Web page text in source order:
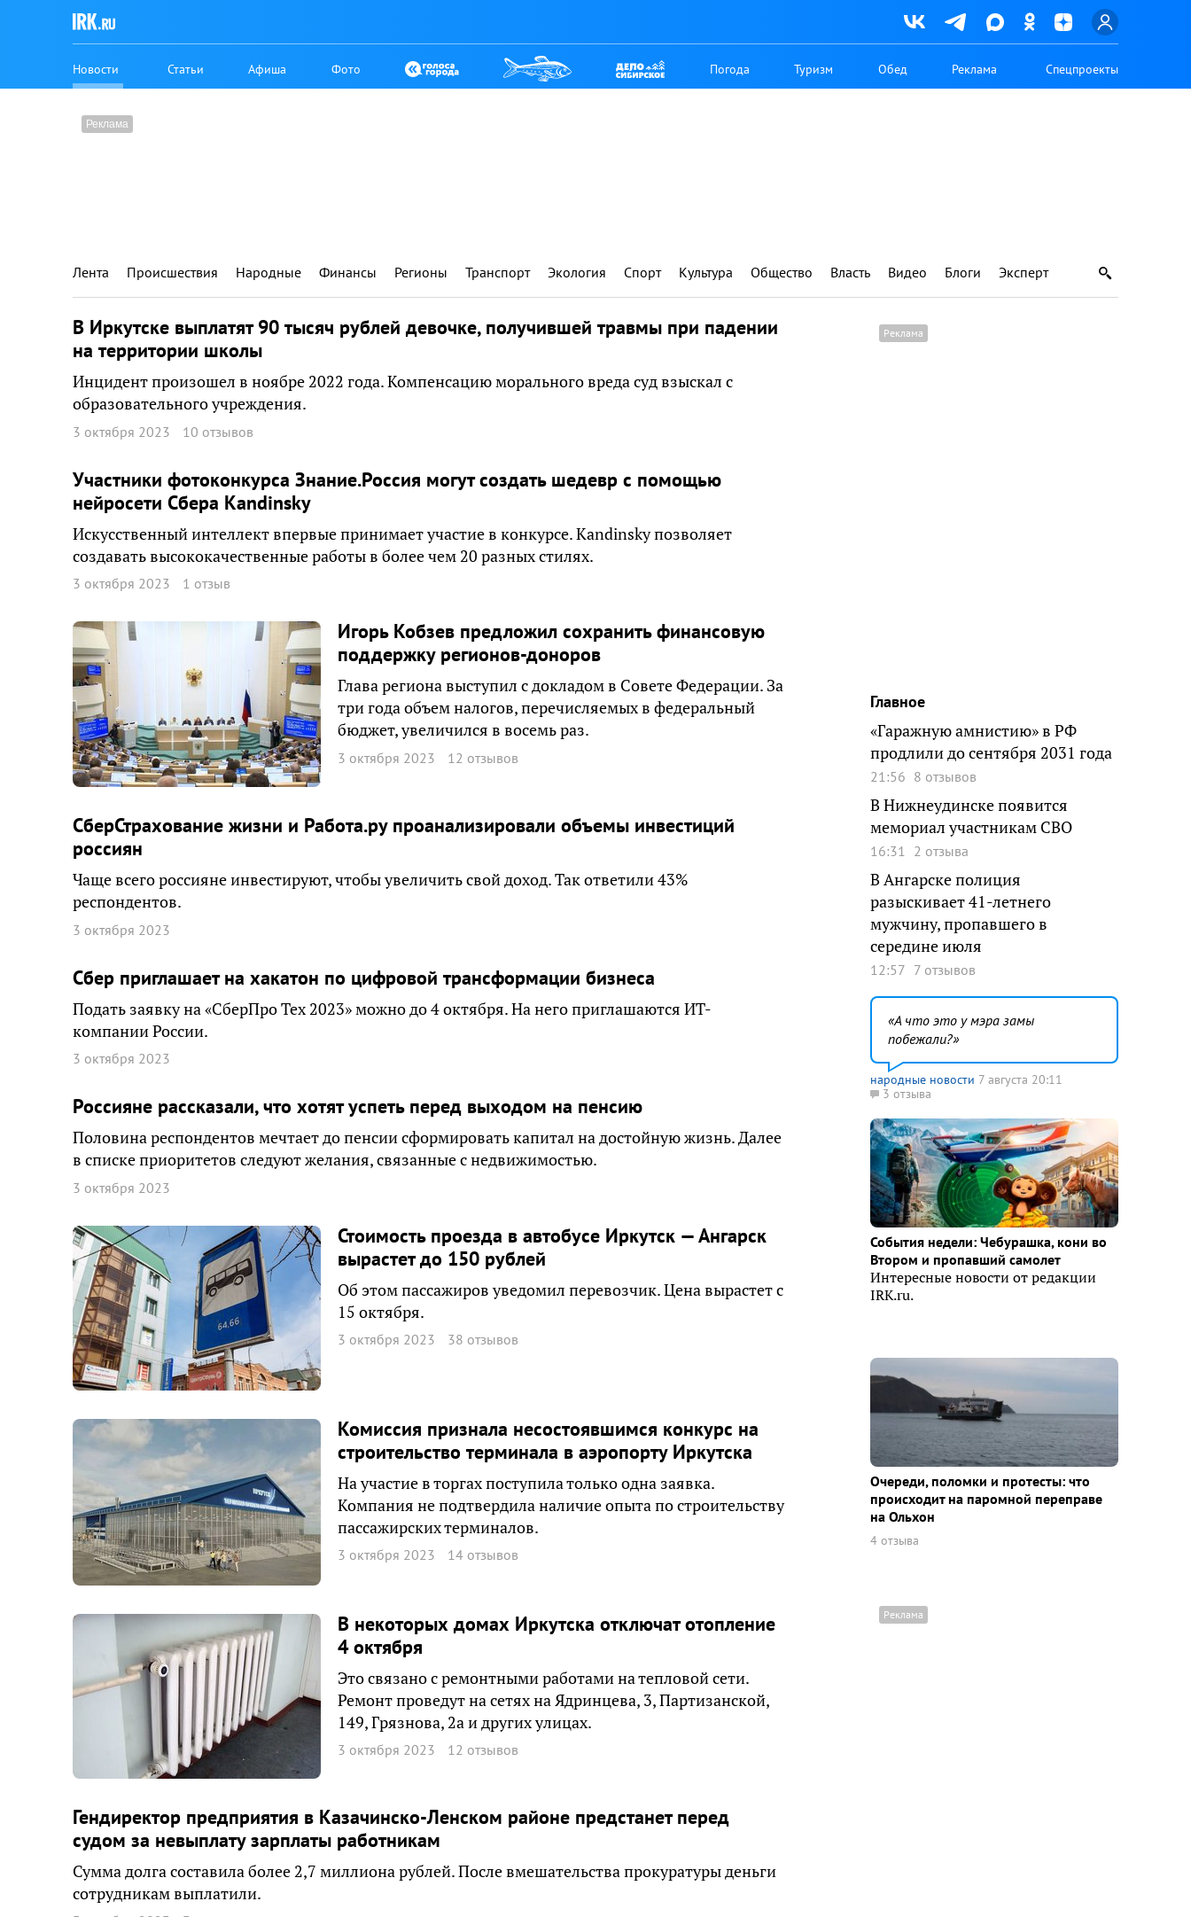
Новости Статьи Афиша Фото Погода Туризм Обед Реклама Спецпроекты
Лента Происшествия Народные Финансы Регионы Транспорт Экология Спорт Культура Общество Власть Видео Блоги Эксперт
В Иркутске выплатят 90 тысяч рублей девочке, получившей травмы при падении
на территории школы
Инцидент произошел в ноябре 2022 года. Компенсацию морального вреда суд взыскал с
образовательного учреждения.
3 октября 2023 10 отзывов
Участники фотоконкурса Знание.Россия могут создать шедевр с помощью
нейросети Сбера Kandinsky
Искусственный интеллект впервые принимает участие в конкурсе. Kandinsky позволяет
создавать высококачественные работы в более чем 20 разных стилях.
3 октября 2023 1 отзыв
Игорь Кобзев предложил сохранить финансовую
поддержку регионов-доноров
Глава региона выступил с докладом в Совете Федерации. За
три года объем налогов, перечисляемых в федеральный
бюджет, увеличился в восемь раз.
3 октября 2023 12 отзывов
СберСтрахование жизни и Работа.ру проанализировали объемы инвестиций
россиян
Чаще всего россияне инвестируют, чтобы увеличить свой доход. Так ответили 43%
респондентов.
3 октября 2023
Сбер приглашает на хакатон по цифровой трансформации бизнеса
Подать заявку на «СберПро Тех 2023» можно до 4 октября. На него приглашаются ИТ-
компании России.
3 октября 2023
Россияне рассказали, что хотят успеть перед выходом на пенсию
Половина респондентов мечтает до пенсии сформировать капитал на достойную жизнь. Далее
в списке приоритетов следуют желания, связанные с недвижимостью.
3 октября 2023
Стоимость проезда в автобусе Иркутск — Ангарск
вырастет до 150 рублей
Об этом пассажиров уведомил перевозчик. Цена вырастет с
15 октября.
3 октября 2023 38 отзывов
Комиссия признала несостоявшимся конкурс на
строительство терминала в аэропорту Иркутска
На участие в торгах поступила только одна заявка.
Компания не подтвердила наличие опыта по строительству
пассажирских терминалов.
3 октября 2023 14 отзывов
В некоторых домах Иркутска отключат отопление
4 октября
Это связано с ремонтными работами на тепловой сети.
Ремонт проведут на сетях на Ядринцева, 3, Партизанской,
149, Грязнова, 2а и других улицах.
3 октября 2023 12 отзывов
Гендиректор предприятия в Казачинско-Ленском районе предстанет перед
судом за невыплату зарплаты работникам
Сумма долга составила более 2,7 миллиона рублей. После вмешательства прокуратуры деньги
сотрудникам выплатили.
Главное
«Гаражную амнистию» в РФ
продлили до сентября 2031 года
21:56 8 отзывов
В Нижнеудинске появится
мемориал участникам СВО
16:31 2 отзыва
В Ангарске полиция
разыскивает 41-летнего
мужчину, пропавшего в
середине июля
12:57 7 отзывов
А что это у мэра замы
побежали?
народные новости 7 августа 20:11
3 отзыва
События недели: Чебурашка, кони во
Втором и пропавший самолет
Интересные новости от редакции
IRK.ru.
Очереди, поломки и протесты: что
происходит на паромной переправе
на Ольхон
4 отзыва